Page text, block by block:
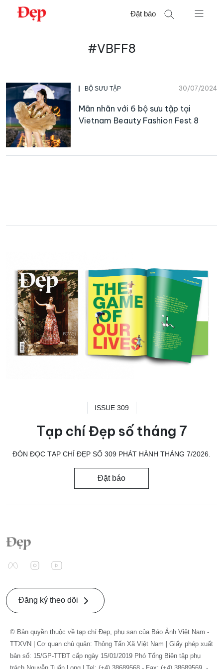
Chuyển
Đặt báo
#VBFF8
BỘ SƯU TẬP 30/07/2024
Mãn nhãn với 6 bộ sưu tập tại
Vietnam Beauty Fashion Fest 8
ISSUE 309
Tạp chí Đẹp số tháng 7
ĐÓN ĐỌC TẠP CHÍ ĐẸP SỐ 309 PHÁT HÀNH THÁNG 7/2026.
Đặt báo
Đăng ký theo dõi
© Bản quyền thuộc về tạp chí Đẹp, phụ san của Báo Ảnh Việt Nam -
TTXVN | Cơ quan chủ quản: Thông Tấn Xã Việt Nam | Giấy phép xuất
bản số: 15/GP-TTĐT cấp ngày 15/01/2019 Phó Tổng Biên tập phụ